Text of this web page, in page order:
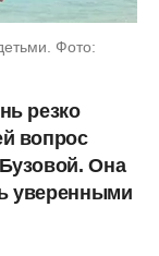
Фото:
резко
вопрос
Она
уверенными